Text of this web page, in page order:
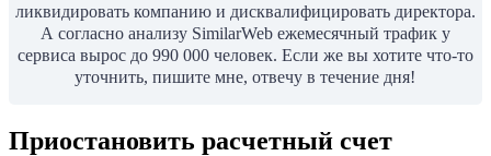
ликвидировать компанию и дисквалифицировать директора.
А согласно анализу SimilarWeb ежемесячный трафик у
сервиса вырос до 990 000 человек. Если же вы хотите что-то
уточнить, пишите мне, отвечу в течение дня!
Приостановить расчетный счет